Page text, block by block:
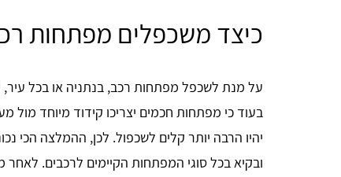
כיצד משכפלים מפתחות
על מנת לשכפל מפתחות רכב, בנתניה או בכל עיר,
בעוד כי מפתחות חכמים יצריכו קידוד מיוחד
יהיו הרבה יותר קלים לשכפול. לכן, ההמלצה הכי
ובקיא בכל סוגי המפתחות הקיימים לרכבים.